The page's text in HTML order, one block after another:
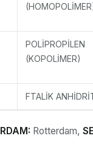
POLİPROPİLEN
(KOPOLİMER)
FTALİK
RDAM: Rotterdam,